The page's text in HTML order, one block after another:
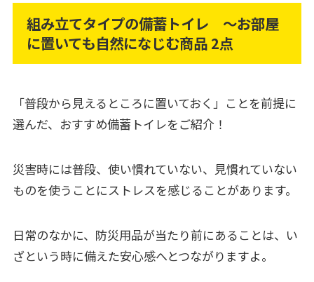
組み立てタイプの備蓄トイレ ～お部屋
に置いても自然になじむ商品 2点
「普段から見えるところに置いておく」ことを前提に
選んだ、おすすめ備蓄トイレをご紹介！
災害時には普段、使い慣れていない、見慣れていない
ものを使うことにストレスを感じることがあります。
日常のなかに、防災用品が当たり前にあることは、い
ざという時に備えた安心感へとつながりますよ。